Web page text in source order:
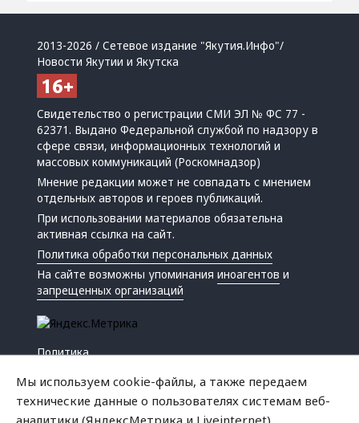
2013-2026 / Сетевое издание "Якутия.Инфо"/
Новости Якутии и Якутска
Свидетельство о регистрации СМИ ЭЛ № ФС 77 -
62371. Выдано Федеральной службой по надзору в
сфере связи, информационных технологий и
массовых коммуникаций (Роскомнадзор)
Мнение редакции может не совпадать с мнением
отдельных авторов и героев публикаций.
При использовании материалов обязательна
активная ссылка на сайт.
Политика обработки персональных данных
На сайте возможны упоминанияиноагентов и
запрещенных организаций
Политика
Мы используем cookie-файлы, а также передаем
технические данные о пользователях системам веб-
аналитики (ЯндексМетрика и Liveinternet).